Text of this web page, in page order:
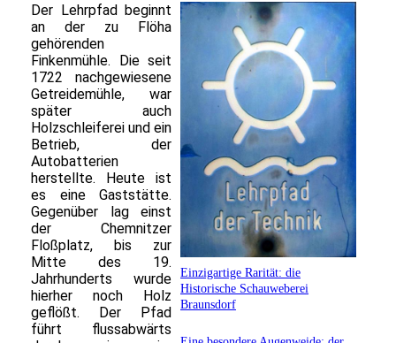
Der Lehrpfad beginnt
an der zu Flöha
gehörenden
Finkenmühle. Die seit
1722 nachgewiesene
Getreidemühle, war
später auch
Holzschleiferei und ein
Betrieb, der
Autobatterien
herstellte. Heute ist
es eine Gaststätte.
Gegenüber lag einst
der Chemnitzer
Floßplatz, bis zur
Mitte des 19.
Jahrhunderts wurde
hierher noch Holz
geflößt. Der Pfad
führt flussabwärts
Einzigartige Rarität: die
Historische Schauweberei
Braunsdorf